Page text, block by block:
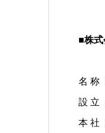
■株
名 称
設 立
本 社